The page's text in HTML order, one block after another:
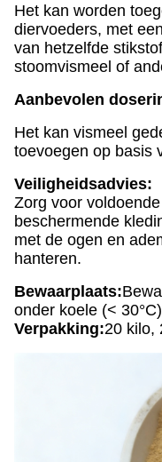
Het kan worden
diervoeders, met
van hetzelfde
stoomvismeel of
Aanbevolen
Het kan vismeel
toevoegen op basis
Veiligheidsadvies:
Zorg voor
beschermende
met de ogen en
hanteren.
Bewaarplaats:
onder koele (<
Verpakking:20 kilo,